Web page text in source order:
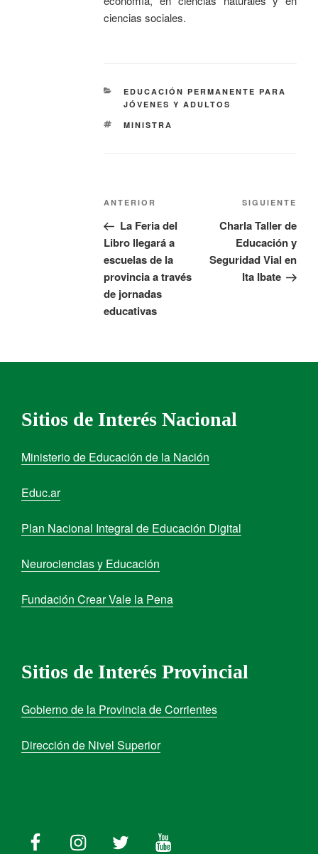
ciencias sociales.
EDUCACIÓN PERMANENTE PARA
JÓVENES Y ADULTOS
MINISTRA
ANTERIOR
La Feria del
Libro llegará a
escuelas de la
provincia a través
de jornadas
educativas
SIGUIENTE
Charla Taller de
Educación y
Seguridad Vial en
Ita Ibate
Sitios de Interés Nacional
Ministerio de Educación de la Nación
Educ.ar
Plan Nacional Integral de Educación Digital
Neurociencias y Educación
Fundación Crear Vale la Pena
Sitios de Interés Provincial
Gobierno de la Provincia de Corrientes
Dirección de Nivel Superior